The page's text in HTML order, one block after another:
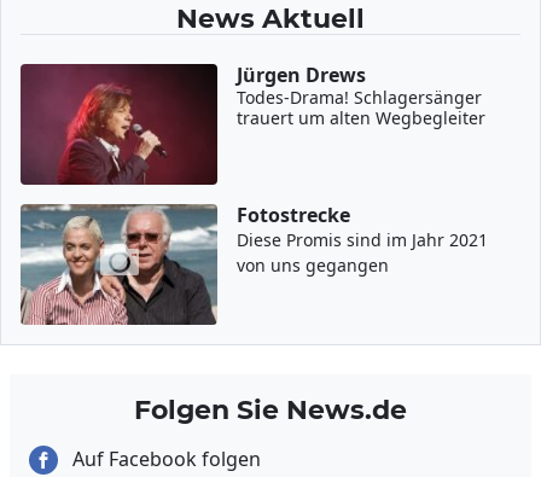
News Aktuell
Jürgen Drews
Todes-Drama! Schlagersänger
trauert um alten Wegbegleiter
Fotostrecke
Diese Promis sind im Jahr 2021
von uns gegangen
Folgen Sie News.de
Auf Facebook folgen